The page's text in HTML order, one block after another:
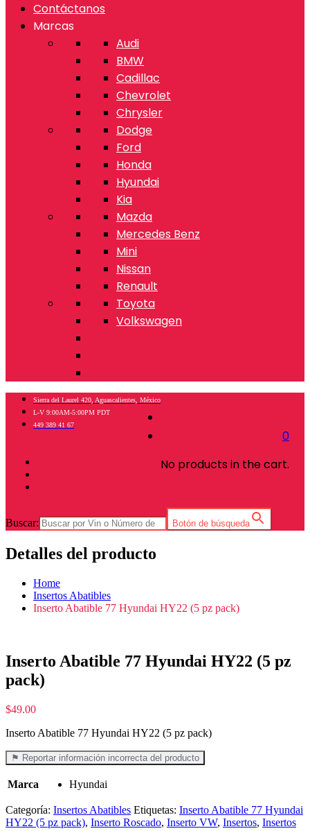
Contáctanos
Marcas
Audi
BMW
Cadillac
Chevrolet
Chrysler
Dodge
Ford
Honda
Hyundai
Kia
Mazda
Mercedes Benz
Mini
Nissan
Renault
Toyota
Volkswagen
0
No products in the cart.
Sierra del Laurel 420, Aguascalientes, México
L-V 9:00AM-5:00PM PDT
449 389 41 67
Buscar: Botón de búsqueda
Detalles del producto
Home
Insertos Abatibles
Inserto Abatible 77 Hyundai HY22 (5 pz pack)
Inserto Abatible 77 Hyundai HY22 (5 pz
pack)
$49.00
Inserto Abatible 77 Hyundai HY22 (5 pz pack)
⚑ Reportar información incorrecta del producto
Marca Hyundai
Categoría: Insertos Abatibles Etiquetas: Inserto Abatible 77 Hyundai
HY22 (5 pz pack), Inserto Roscado, Inserto VW, Insertos, Insertos